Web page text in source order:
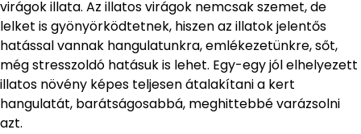
virágok illata. Az illatos virágok nemcsak szemet, de
lelket is gyönyörködtetnek, hiszen az illatok jelentős
hatással vannak hangulatunkra, emlékezetünkre, sőt,
még stresszoldó hatásuk is lehet. Egy-egy jól elhelyezett
illatos növény képes teljesen átalakítani a kert
hangulatát, barátságosabbá, meghittebbé varázsolni
azt.